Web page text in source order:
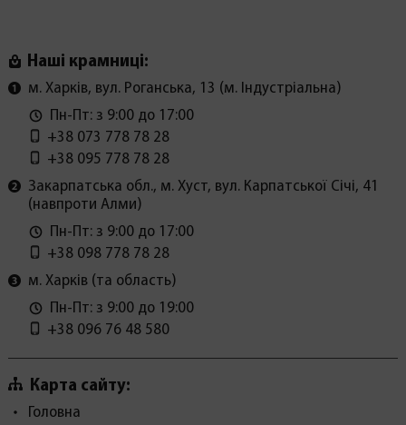
Наші крамниці:
м. Харків, вул. Роганська, 13 (м. Індустріальна)
Пн-Пт: з 9:00 до 17:00
+38 073 778 78 28
+38 095 778 78 28
Закарпатська обл., м. Хуст, вул. Карпатської Січі, 41
(навпроти Алми)
Пн-Пт: з 9:00 до 17:00
+38 098 778 78 28
м. Харків (та область)
Пн-Пт: з 9:00 до 19:00
+38 096 76 48 580
Карта сайту:
Головна